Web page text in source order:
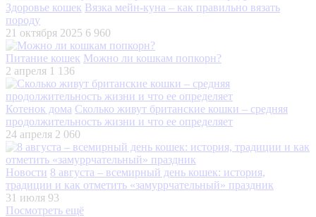
Здоровье кошек Вязка мейн-куна – как правильно вязать
породу
21 октября 2025 6 960
Питание кошек Можно ли кошкам попкорн?
2 апреля 1 136
Котенок дома Сколько живут британские кошки – средняя
продолжительность жизни и что ее определяет
24 апреля 2 060
Новости 8 августа – всемирный день кошек: история,
традиции и как отметить «замуррчательный» праздник
31 июля 93
Посмотреть ещё